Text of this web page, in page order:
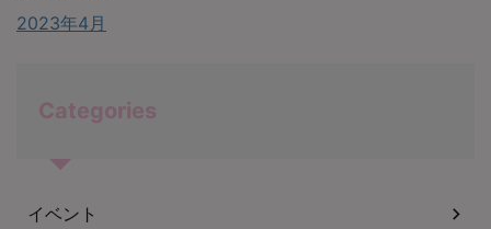
2023年4月
Categories
イベント